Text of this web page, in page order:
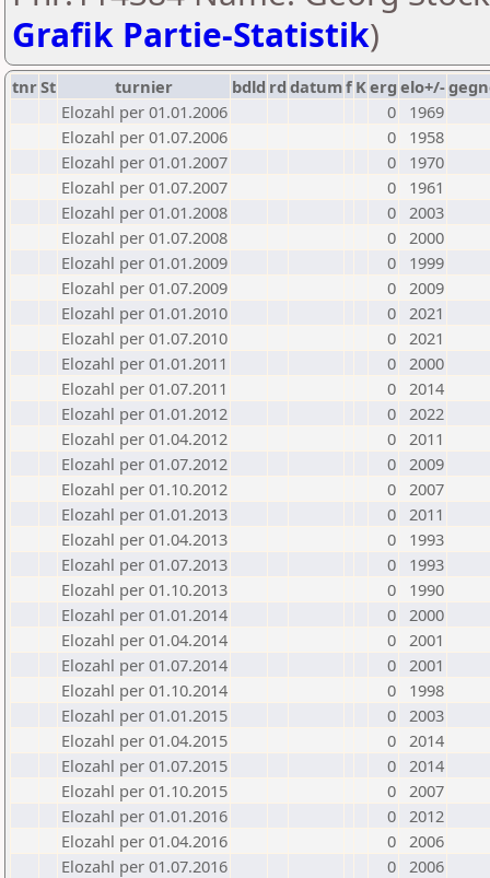
Grafik Partie-Statistik)
tnrSt turnier bdld rd datumf Kerg elo+/-
Elozahl per 01.01.2006
0
1969
Elozahl per 01.07.2006
0
1958
Elozahl per 01.01.2007
0
1970
Elozahl per 01.07.2007
0
1961
Elozahl per 01.01.2008
0 2003
Elozahl per 01.07.2008
0 2000
Elozahl per 01.01.2009
0
1999
Elozahl per 01.07.2009
0 2009
Elozahl per 01.01.2010
0 2021
Elozahl per 01.07.2010
0 2021
Elozahl per 01.01.2011
0 2000
Elozahl per 01.07.2011
0 2014
Elozahl per 01.01.2012
0 2022
Elozahl per 01.04.2012
0 2011
Elozahl per 01.07.2012
0 2009
Elozahl per 01.10.2012
0 2007
Elozahl per 01.01.2013
0 2011
Elozahl per 01.04.2013
0
1993
Elozahl per 01.07.2013
0
1993
Elozahl per 01.10.2013
0
1990
Elozahl per 01.01.2014
0 2000
Elozahl per 01.04.2014
0 2001
Elozahl per 01.07.2014
0 2001
Elozahl per 01.10.2014
0
1998
Elozahl per 01.01.2015
0 2003
Elozahl per 01.04.2015
0 2014
Elozahl per 01.07.2015
0 2014
Elozahl per 01.10.2015
0 2007
Elozahl per 01.01.2016
0 2012
Elozahl per 01.04.2016
0 2006
Elozahl per 01.07.2016
0 2006